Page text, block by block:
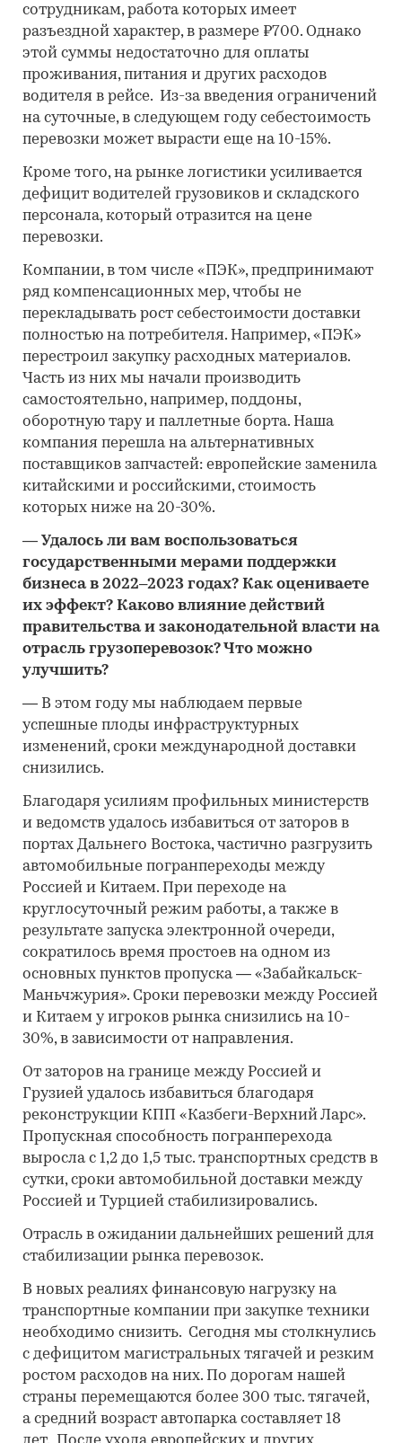
сотрудникам, работа которых имеет
разъездной характер, в размере ₽700. Однако
этой суммы недостаточно для оплаты
проживания, питания и других расходов
водителя в рейсе. Из-за введения ограничений
на суточные, в следующем году себестоимость
перевозки может вырасти еще на 10-15%.
Кроме того, на рынке логистики усиливается
дефицит водителей грузовиков и складского
персонала, который отразится на цене
перевозки.
Компании, в том числе «ПЭК», предпринимают
ряд компенсационных мер, чтобы не
перекладывать рост себестоимости доставки
полностью на потребителя. Например, «ПЭК»
перестроил закупку расходных материалов.
Часть из них мы начали производить
самостоятельно, например, поддоны,
оборотную тару и паллетные борта. Наша
компания перешла на альтернативных
поставщиков запчастей: европейские заменила
китайскими и российскими, стоимость
которых ниже на 20-30%.
— Удалось ли вам воспользоваться
государственными мерами поддержки
бизнеса в 2022–2023 годах? Как оцениваете
их эффект? Каково влияние действий
правительства и законодательной власти на
отрасль грузоперевозок? Что можно
улучшить?
— В этом году мы наблюдаем первые
успешные плоды инфраструктурных
изменений, сроки международной доставки
снизились.
Благодаря усилиям профильных министерств
и ведомств удалось избавиться от заторов в
портах Дальнего Востока, частично разгрузить
автомобильные погранпереходы между
Россией и Китаем. При переходе на
круглосуточный режим работы, а также в
результате запуска электронной очереди,
сократилось время простоев на одном из
основных пунктов пропуска — «Забайкальск-
Маньчжурия». Сроки перевозки между Россией
и Китаем у игроков рынка снизились на 10-
30%, в зависимости от направления.
От заторов на границе между Россией и
Грузией удалось избавиться благодаря
реконструкции КПП «Казбеги-Верхний Ларс».
Пропускная способность погранперехода
выросла с 1,2 до 1,5 тыс. транспортных средств в
сутки, сроки автомобильной доставки между
Россией и Турцией стабилизировались.
Отрасль в ожидании дальнейших решений для
стабилизации рынка перевозок.
В новых реалиях финансовую нагрузку на
транспортные компании при закупке техники
необходимо снизить. Сегодня мы столкнулись
с дефицитом магистральных тягачей и резким
ростом расходов на них. По дорогам нашей
страны перемещаются более 300 тыс. тягачей,
а средний возраст автопарка составляет 18